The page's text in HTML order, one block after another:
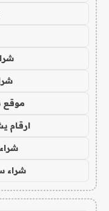
موقع
ارقام
شراء